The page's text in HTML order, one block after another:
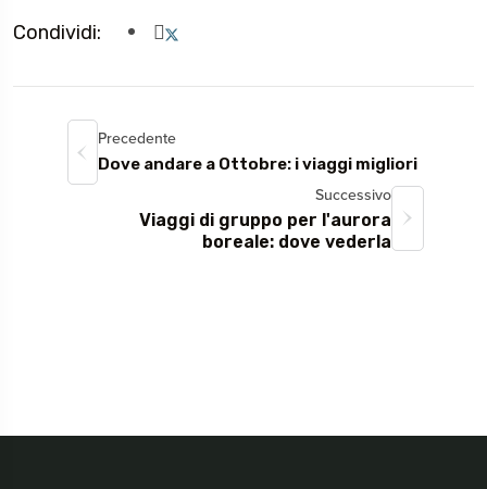
Condividi:
Precedente
Dove andare a Ottobre: i viaggi migliori
Successivo
Viaggi di gruppo per l'aurora
boreale: dove vederla